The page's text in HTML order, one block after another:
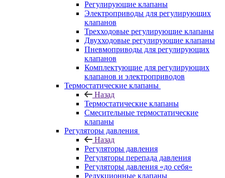
Регулирующие клапаны
Электроприводы для регулирующих
клапанов
Трехходовые регулирующие клапаны
Двухходовые регулирующие клапаны
Пневмоприводы для регулирующих
клапанов
Комплектующие для регулирующих
клапанов и электроприводов
Термостатические клапаны
Назад
Термостатические клапаны
Смесительные термостатические
клапаны
Регуляторы давления
Назад
Регуляторы давления
Регуляторы перепада давления
Регуляторы давления «до себя»
Редукционные клапаны